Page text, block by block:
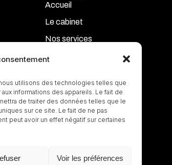
utilisons des technologies telles que
informations des appareils. Le fait de
de traiter des données telles que le
sur ce site. Le fait de ne pas
peut avoir un effet négatif sur certaines
Voir les préférences
Accueil
Le cabinet
Nos services
Notre méthode
Actualités